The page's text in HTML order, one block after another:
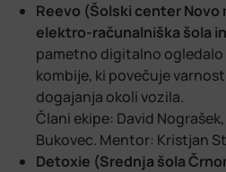
Reevo (Šolski center Novo
elektro-računalniška šola
pametno digitalno ogledalo
kombije, ki povečuje
dogajanja okoli vozila.
Člani ekipe: David
Bukovec. Mentor: Kristjan
Detoxie (Srednja šola